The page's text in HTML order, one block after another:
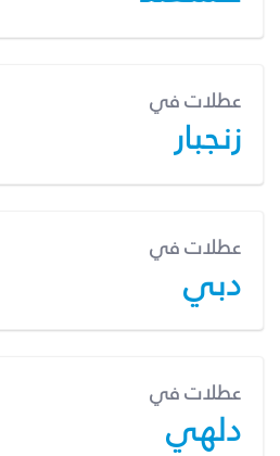
عطلات في
زنجبار
عطلات في
دبي
عطلات في
دلهي